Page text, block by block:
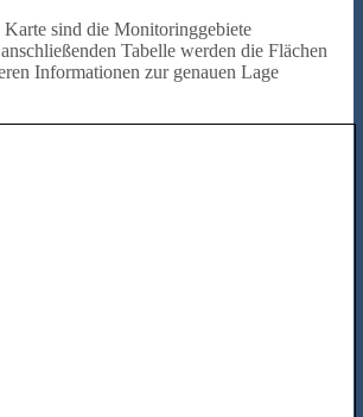
sind die Monitoringgebiete
Tabelle werden die Flächen
Informationen zur genauen Lage